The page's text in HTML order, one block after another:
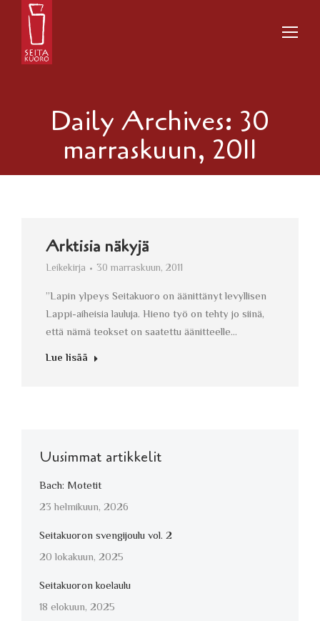
Daily Archives: 30
marraskuun, 2011
Arktisia näkyjä
Leikekirja 30 marraskuun, 2011
”Lapin ylpeys Seitakuoro on äänittänyt levyllisen
Lappi-aiheisia lauluja. Hieno työ on tehty jo siinä,
että nämä teokset on saatettu äänitteelle…
Lue lisää
Uusimmat artikkelit
Bach: Motetit
23 helmikuun, 2026
Seitakuoron svengijoulu vol. 2
20 lokakuun, 2025
Seitakuoron koelaulu
18 elokuun, 2025